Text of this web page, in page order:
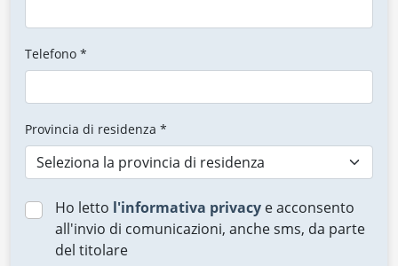
Telefono *
Provincia di residenza *
Ho letto l'informativa privacy e acconsento
all'invio di comunicazioni, anche sms, da parte
del titolare